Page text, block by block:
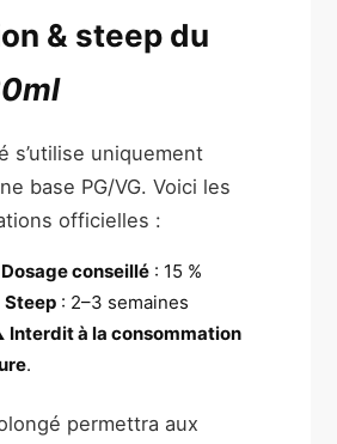
& steep du
s’utilise uniquement
base PG/VG. Voici les
officielles :
Dosage conseillé : 15 %
Steep : 2–3 semaines
Interdit à la consommation
.
permettra aux